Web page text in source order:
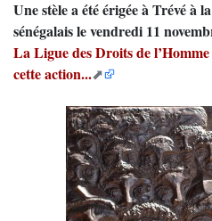
Une stèle a été érigée à Trévé à
sénégalais le vendredi 11
La Ligue des Droits de
cette action...